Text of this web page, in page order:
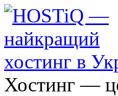
Хостинг —